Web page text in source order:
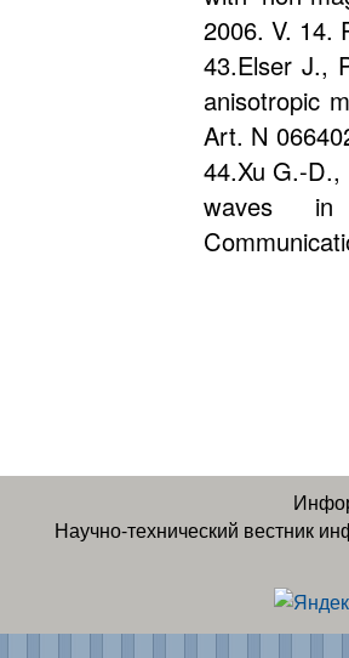
2006. V. 14.
43.Elser J.,
anisotropic
Art. N
44.Xu G.-D.,
waves in
Научно-технический вестник